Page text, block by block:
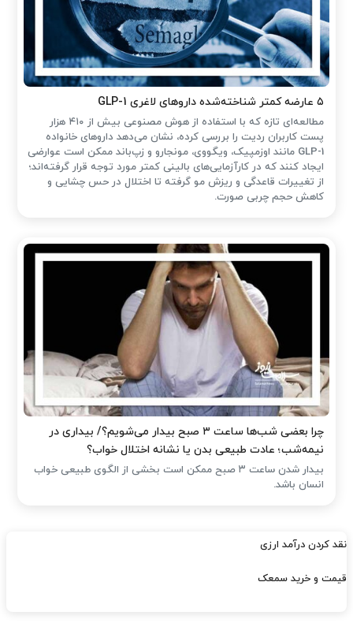
۵ عارضه کمتر شناخته‌شده داروهای لاغری GLP-1
مطالعه‌ای تازه که با استفاده از هوش مصنوعی بیش از ۴۱۰ هزار
پست کاربران ردیت را بررسی کرده، نشان می‌دهد داروهای خانواده
GLP-1 مانند اوزمپیک، ویگووی، مونجارو و زپ‌باند ممکن است عوارضی
ایجاد کنند که در کارآزمایی‌های بالینی کمتر مورد توجه قرار گرفته‌اند؛
از تغییرات قاعدگی و ریزش مو گرفته تا اختلال در حس چشایی و
کاهش حجم چربی صورت.
چرا بعضی شب‌ها ساعت ۳ صبح بیدار می‌شویم؟/ بیداری در
نیمه‌شب؛ عادت طبیعی بدن یا نشانه اختلال خواب؟
بیدار شدن ساعت ۳ صبح ممکن است بخشی از الگوی طبیعی خواب
انسان باشد.
نقد کردن درآمد ارزی
قیمت و خرید سمعک